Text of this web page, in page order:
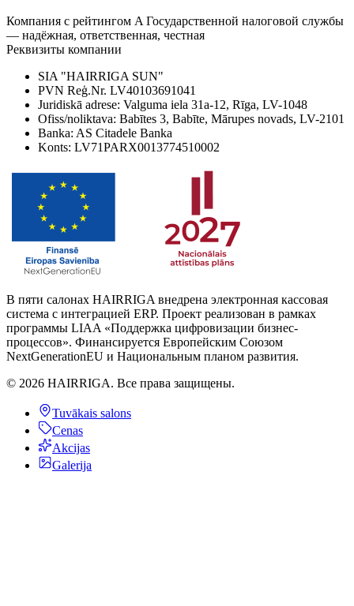
Компания с рейтингом A Государственной налоговой службы
— надёжная, ответственная, честная
Реквизиты компании
SIA "HAIRRIGA SUN"
PVN Reģ.Nr. LV40103691041
Juridiskā adrese: Valguma iela 31a-12, Rīga, LV-1048
Ofiss/noliktava: Babītes 3, Babīte, Mārupes novads, LV-2101
Banka: AS Citadele Banka
Konts: LV71PARX0013774510002
В пяти салонах HAIRRIGA внедрена электронная кассовая
система с интеграцией ERP. Проект реализован в рамках
программы LIAA «Поддержка цифровизации бизнес-
процессов». Финансируется Европейским Союзом
NextGenerationEU и Национальным планом развития.
© 2026 HAIRRIGA. Все права защищены.
Tuvākais salons
Cenas
Akcijas
Galerija